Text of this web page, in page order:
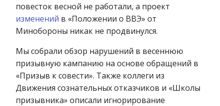
повесток весной не работали, а проект
изменений в «Положении о ВВЭ» от
Минобороны никак не продвинулся.
Мы собрали обзор нарушений в весеннюю
призывную кампанию на основе обращений в
«Призыв к совести». Также коллеги из
Движения сознательных отказчиков и «Школы
призывника» описали игнорирование